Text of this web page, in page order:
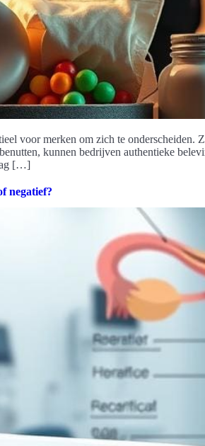
voor merken om zich te
kunnen bedrijven authentieke
[…]
negatief?